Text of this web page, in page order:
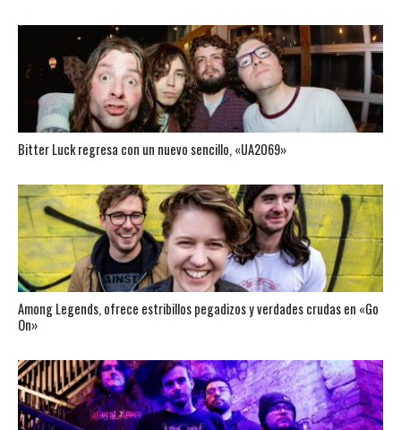
Bitter Luck regresa con un nuevo sencillo, «UA2069»
Among Legends, ofrece estribillos pegadizos y verdades crudas en «Go
On»